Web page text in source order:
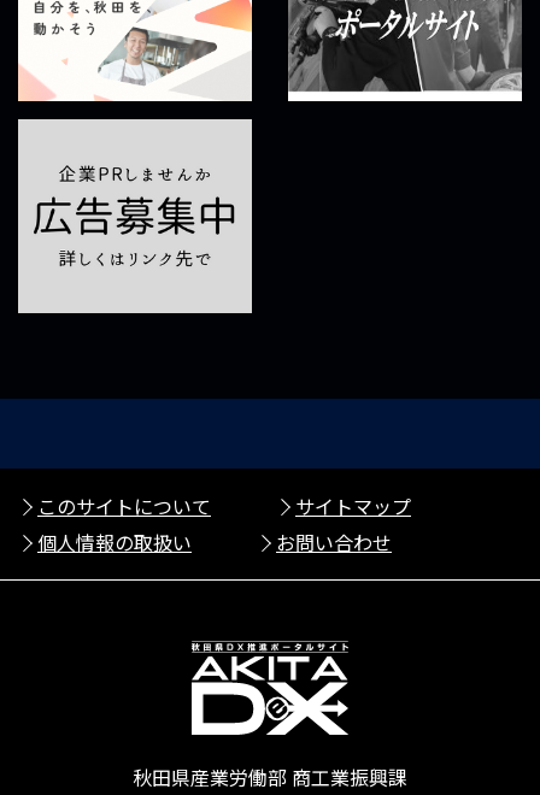
このサイトについて
サイトマップ
個人情報の取扱い
お問い合わせ
秋田県産業労働部 商工業振興課